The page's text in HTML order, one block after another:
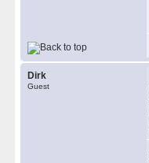
Dirk
Guest